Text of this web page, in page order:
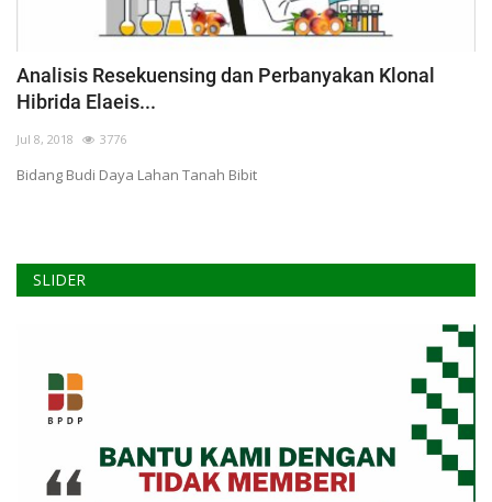
Analisis Resekuensing dan Perbanyakan Klonal
Hibrida Elaeis...
Jul 8, 2018 3776
Bidang Budi Daya Lahan Tanah Bibit
SLIDER